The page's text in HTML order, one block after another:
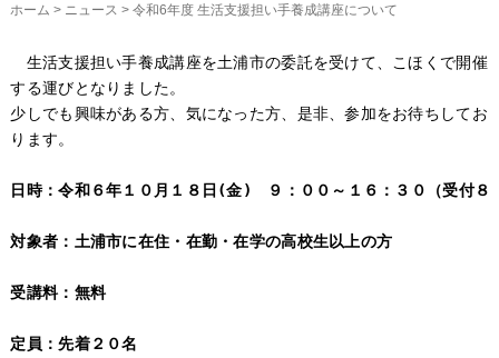
ホーム > ニュース >令和6年度 生活支援担い手養成講座について
生活支援担い手養成講座を土浦市の委託を受けて、こほくで開催
する運びとなりました。
少しでも興味がある方、気になった方、是非、参加をお待ちしてお
ります。
受講料：無料